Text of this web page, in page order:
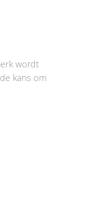
wordt
kans om
tot